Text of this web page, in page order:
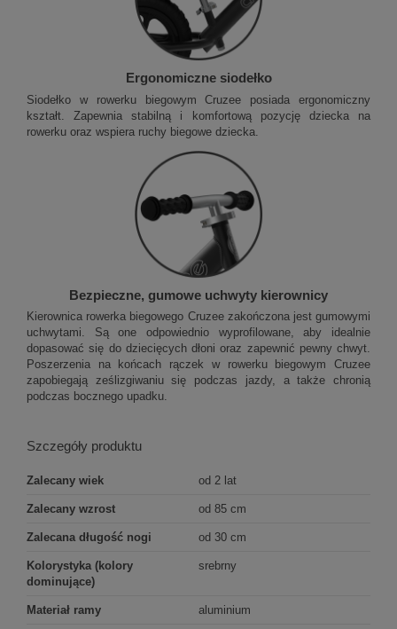
Ergonomiczne siodełko
Siodełko w rowerku biegowym Cruzee posiada ergonomiczny
kształt. Zapewnia stabilną i komfortową pozycję dziecka na
rowerku oraz wspiera ruchy biegowe dziecka.
Bezpieczne, gumowe uchwyty kierownicy
Kierownica rowerka biegowego Cruzee zakończona jest gumowymi
uchwytami. Są one odpowiednio wyprofilowane, aby idealnie
dopasować się do dziecięcych dłoni oraz zapewnić pewny chwyt.
Poszerzenia na końcach rączek w rowerku biegowym Cruzee
zapobiegają ześlizgiwaniu się podczas jazdy, a także chronią
podczas bocznego upadku.
Szczegóły produktu
Zalecany wiek od 2 lat
Zalecany wzrost od 85 cm
Zalecana długość nogi od 30 cm
Kolorystyka (kolory
dominujące)
srebrny
Materiał ramy aluminium